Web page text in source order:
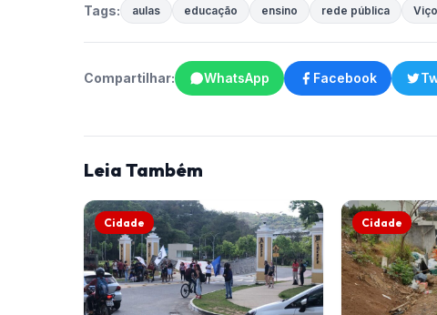
Tags: aulas educação ensino rede pública
Compartilhar: WhatsApp Facebook
Leia Também
Cidade Cidade